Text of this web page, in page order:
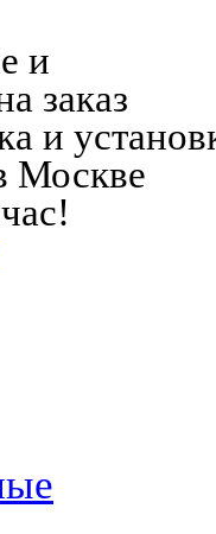
и
заказ
и
Москве